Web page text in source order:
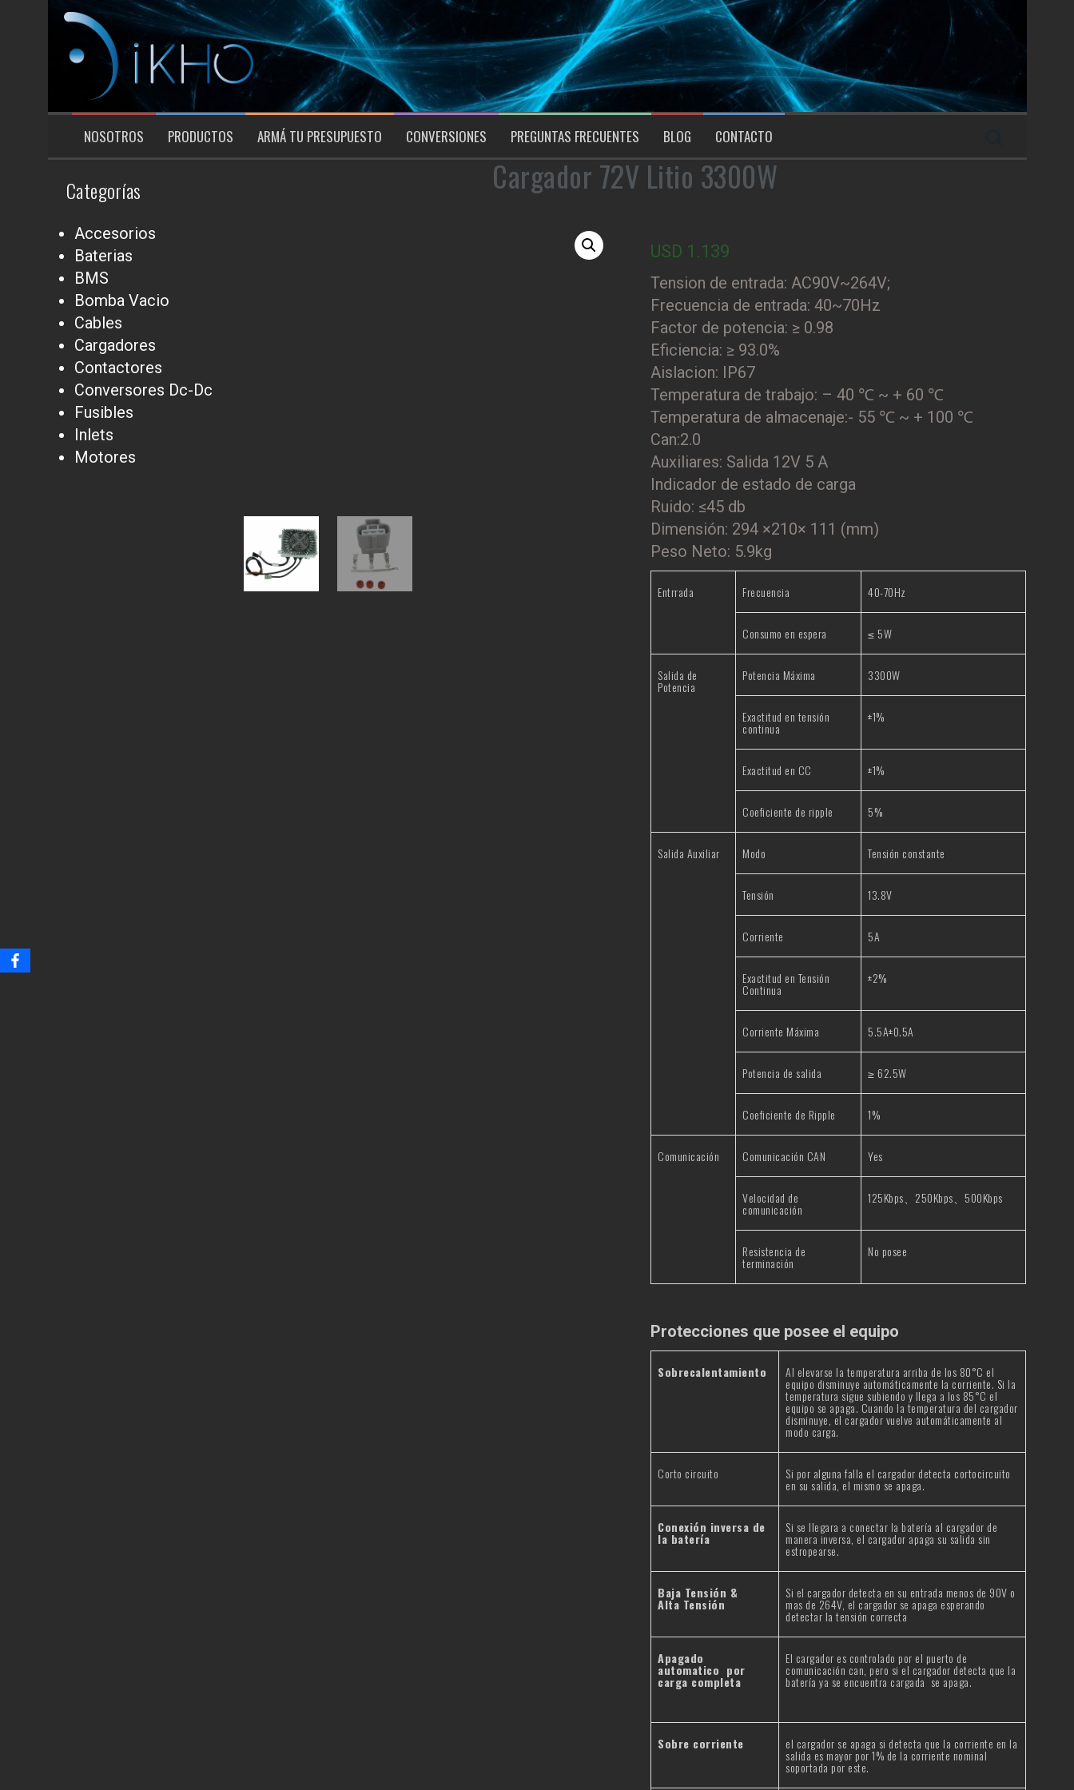
contenido
NOSOTROS PRODUCTOS ARMÁ TU PRESUPUESTO CONVERSIONES PREGUNTAS FRECUENTES BLOG CONTACTO
Cargador 72V Litio 3300W
USD 1.139
Tension de entrada: AC90V~264V;
Frecuencia de entrada: 40~70Hz
Factor de potencia: ≥ 0.98
Eficiencia: ≥ 93.0%
Aislacion: IP67
Temperatura de trabajo: – 40 ℃ ~ + 60 ℃
Temperatura de almacenaje:- 55 ℃ ~ + 100 ℃
Can:2.0
Auxiliares: Salida 12V 5 A
Indicador de estado de carga
Ruido: ≤45 db
Dimensión: 294 ×210× 111 (mm)
Peso Neto: 5.9kg
Entrrada Frecuencia 40-70Hz
Consumo en espera ≤ 5W
Salida de
Potencia
Potencia Máxima 3300W
Exactitud en tensión
continua
±1%
Exactitud en CC ±1%
Coeficiente de ripple 5%
Salida Auxiliar Modo Tensión constante
Tensión 13.8V
Corriente 5A
Exactitud en Tensión
Continua
±2%
Corriente Máxima 5.5A±0.5A
Potencia de salida ≥ 62.5W
Coeficiente de Ripple 1%
Comunicación Comunicación CAN Yes
Velocidad de
comunicación
125Kbps、250Kbps、500Kbps
Resistencia de
terminación
No posee
Protecciones que posee el equipo
Sobrecalentamiento Al elevarse la temperatura arriba de los 80°C el
equipo disminuye automáticamente la corriente. Si la
temperatura sigue subiendo y llega a los 85°C el
equipo se apaga. Cuando la temperatura del cargador
disminuye, el cargador vuelve automáticamente al
modo carga.
Corto circuito Si por alguna falla el cargador detecta cortocircuito
en su salida, el mismo se apaga.
Conexión inversa de
la batería
Si se llegara a conectar la batería al cargador de
manera inversa, el cargador apaga su salida sin
estropearse.
Baja Tensión &
Alta Tensión
Si el cargador detecta en su entrada menos de 90V o
mas de 264V, el cargador se apaga esperando
detectar la tensión correcta
Apagado
automatico por
carga completa
El cargador es controlado por el puerto de
comunicación can, pero si el cargador detecta que la
batería ya se encuentra cargada se apaga.
Sobre corriente el cargador se apaga si detecta que la corriente en la
salida es mayor por 1% de la corriente nominal
soportada por este.
Categorías
Accesorios
Baterias
BMS
Bomba Vacio
Cables
Cargadores
Contactores
Conversores Dc-Dc
Fusibles
Inlets
Motores